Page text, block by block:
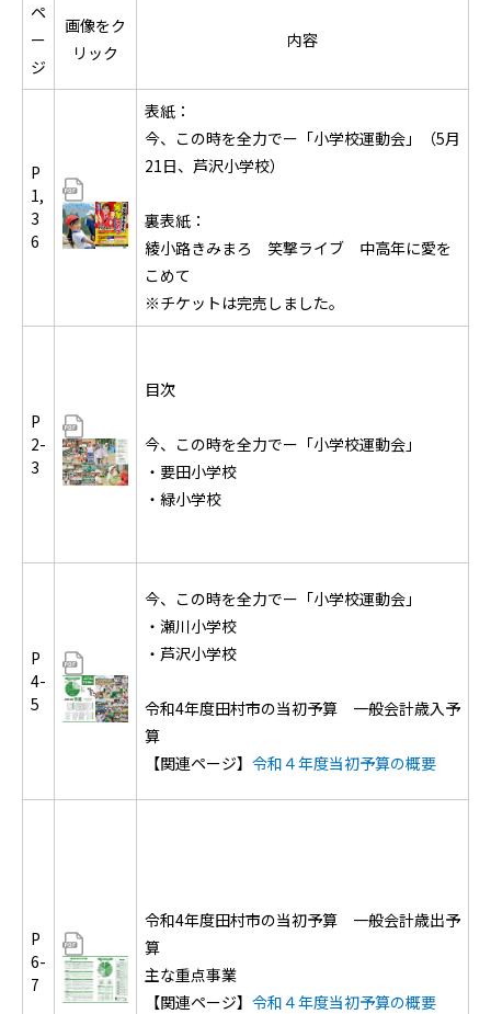
ペ
ー
ジ
画像をク
リック
内容
P
1,
3
6
表紙：
今、この時を全力でー「小学校運動会」（5月
21日、芦沢小学校）
裏表紙：
綾小路きみまろ 笑撃ライブ 中高年に愛を
こめて
※チケットは完売しました。
P
2-
3
目次
今、この時を全力でー「小学校運動会」
・要田小学校
・緑小学校
P
4-
5
今、この時を全力でー「小学校運動会」
・瀬川小学校
・芦沢小学校
令和4年度田村市の当初予算 一般会計歳入予
算
【関連ページ】 令和４年度当初予算の概要
P
6-
7
令和4年度田村市の当初予算 一般会計歳出予
算
主な重点事業
【関連ページ】 令和４年度当初予算の概要